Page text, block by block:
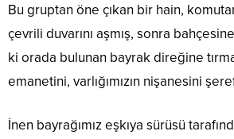
Bu gruptan öne çıkan bir hain,
çevrili duvarını aşmış, sonra
ki orada bulunan bayrak direğine
emanetini, varlığımızın nişanesini
İnen bayrağımız eşkıya sürüsü